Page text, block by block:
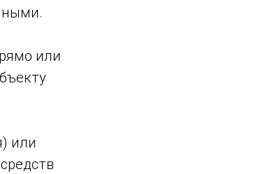
или
или